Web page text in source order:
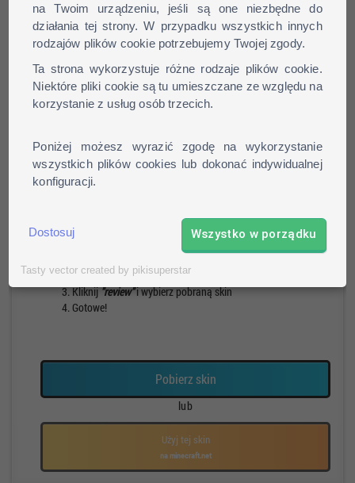
na Twoim urządzeniu, jeśli są one niezbędne do
działania tej strony. W przypadku wszystkich innych
rodzajów plików cookie potrzebujemy Twojej zgody.
Ta strona wykorzystuje różne rodzaje plików cookie.
Niektóre pliki cookie są tu umieszczane ze względu na
korzystanie z usług osób trzecich.
Poniżej możesz wyrazić zgodę na wykorzystanie
wszystkich plików cookies lub dokonać indywidualnej
konfiguracji.
Dostosuj Wszystko w porządku
Tasty vector created by pikisuperstar
Pieszy
Jak zainstalować skin?
Otwórz profil na stronie mojang.net
Kliknij"review"i wybierz pobraną skin
Gotowe!
Pobierz skin
lub
Użyj tej skin
na minecraft.net